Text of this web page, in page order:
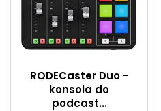
RODECaster Duo -
konsola do
podcast...